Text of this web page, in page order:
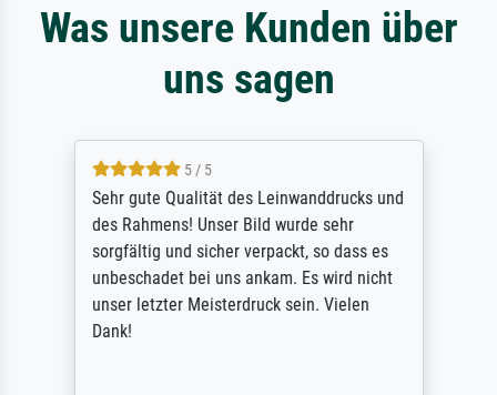
Was unsere Kunden über
uns sagen
5 / 5
Sehr gute Qualität des Leinwanddrucks und
des Rahmens! Unser Bild wurde sehr
sorgfältig und sicher verpackt, so dass es
unbeschadet bei uns ankam. Es wird nicht
unser letzter Meisterdruck sein. Vielen
Dank!